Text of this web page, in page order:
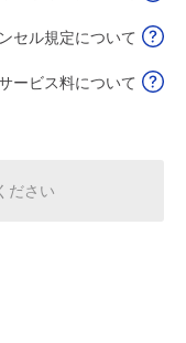
セル規定について
ービス料について
ださい